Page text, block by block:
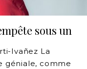
sous un
Ivañez La
géniale, comme